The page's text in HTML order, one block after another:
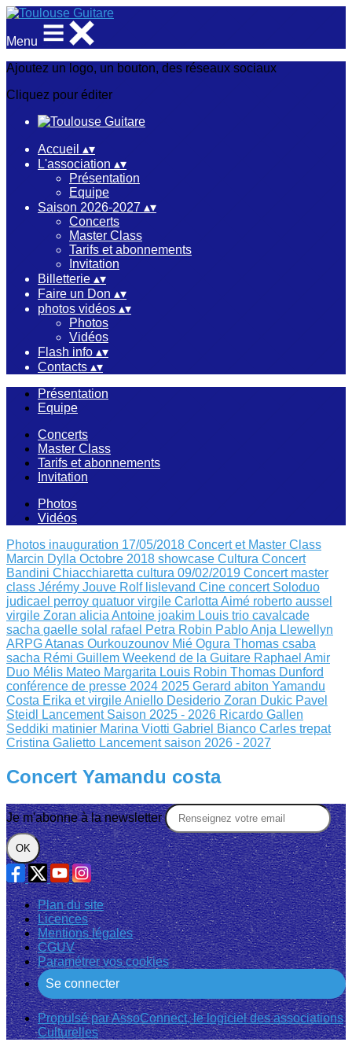
Menu
Ajoutez un logo, un bouton, des réseaux sociaux
Cliquez pour éditer
Accueil ▴▾
L'association ▴▾
Présentation
Equipe
Saison 2026-2027 ▴▾
Concerts
Master Class
Tarifs et abonnements
Invitation
Billetterie ▴▾
Faire un Don ▴▾
photos vidéos ▴▾
Photos
Vidéos
Flash info ▴▾
Contacts ▴▾
Présentation
Equipe
Concerts
Master Class
Tarifs et abonnements
Invitation
Photos
Vidéos
Photos inauguration 17/05/2018 Concert et Master Class
Marcin Dylla Octobre 2018 showcase Cultura Concert
Bandini Chiacchiaretta cultura 09/02/2019 Concert master
class Jérémy Jouve Rolf lislevand Cine concert Soloduo
judicael perroy quatuor virgile Carlotta Aimé roberto aussel
virgile Zoran alicia Antoine joakim Louis trio cavalcade
sacha gaelle solal rafael Petra Robin Pablo Anja Llewellyn
ARPG Atanas Ourkouzounov Mié Ogura Thomas csaba
sacha Rémi Guillem Weekend de la Guitare Raphael Amir
Duo Mélis Mateo Margarita Louis Robin Thomas Dunford
conférence de presse 2024 2025 Gerard abiton Yamandu
Costa Erika et virgileAniello Desiderio Zoran Dukic Pavel
Steidl
Lancement Saison 2025 - 2026 Ricardo Gallen
Seddiki matinier Marina Viotti Gabriel Bianco Carles trepat
Cristina Galietto Lancement saison 2026 - 2027
Concert Yamandu costa
Je m'abonne à la newsletter
OK
Plan du site
Licences
Mentions légales
CGUV
Paramétrer vos cookies
Se connecter
Propulsé par AssoConnect, le logiciel des associations
Culturelles